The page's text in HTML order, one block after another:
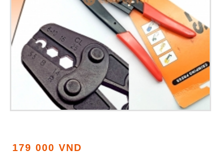
179 000 VND